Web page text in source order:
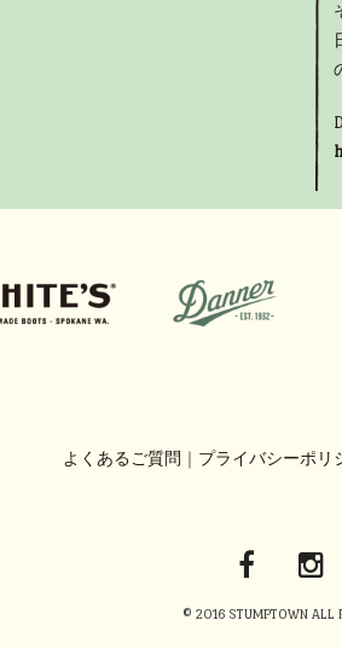
よくあるご質問 プライバシーポリ
© 2016 STUMPTOWN ALL